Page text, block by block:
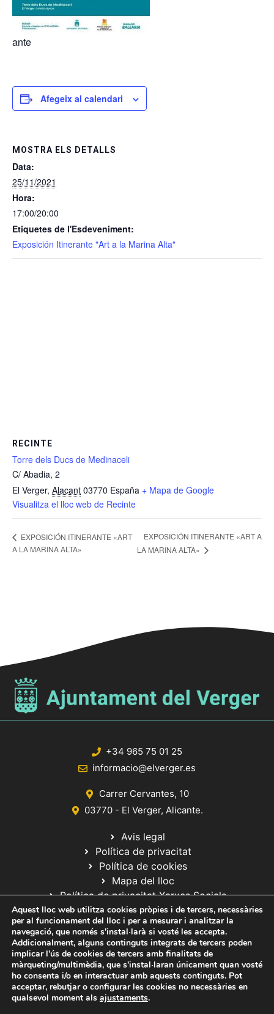
ante
Afegeix al calendari
MOSTRA ELS DETALLS
Data:
25/11/2021
Hora:
17:00/20:00
Etiquetes de l'Esdeveniment:
Exposición Itinerante "Art a la Marina Alta"
RECINTE
Torre dels Ducs de Medinaceli
C/ Abadia, 2
El Verger, Alacant 03770 España + Mapa de Google
Visualitza el lloc web de Recinte
EXPOSICIÓN ITINERANTE «ART
A LA MARINA ALTA»
EXPOSICIÓN ITINERANTE «ART A
LA MARINA ALTA»
+34 965 75 01 25
informacio@elverger.es
Carrer Cervantes, 10
03770 - El Verger, Alicante.
Avis legal
Política de privacitat
Política de cookies
Mapa del lloc
Política de privacitat Xarxes Socials
© 2020 Web desarrollada por el Servicio de Informática de Diputación
de Alicante
Aquest lloc web utilitza cookies pròpies i de tercers, necessàries
per al funcionament del lloc i per a mesurar i analitzar la
navegació, que només s'instal·larà si vosté les accepta.
Addicionalment, alguns continguts integrats de tercers poden
implicar l'ús de cookies de tercers amb finalitats de
màrqueting/multimèdia, que s'instal·laran únicament quan vosté
ho consenta i/o en interactuar amb aquests continguts. Pot
acceptar, rebutjar o configurar les cookies no necessàries en
qualsevol moment als ajustaments.